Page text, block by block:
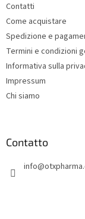
p
n
Contatti
Come acquistare
Spedizione e
Termini e condizioni
Informativa sulla
Impressum
Chi siamo
Contatto
info@